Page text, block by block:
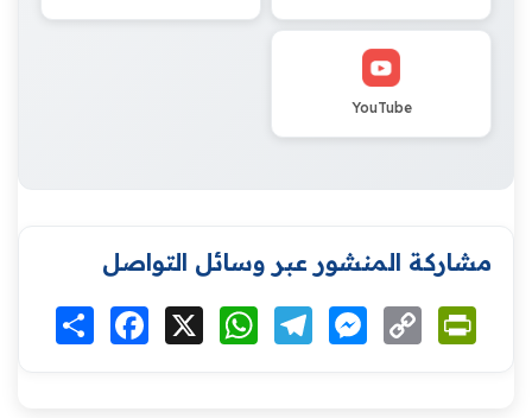
YouTube
مشاركة المنشور عبر وسائل التواصل
انشر Facebook WhatsAppTelegramMessenger
Copy
Link